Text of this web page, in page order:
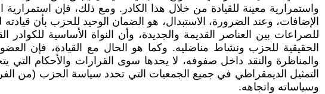
واستمرارية معينة للقيادة من خلال هذا الكادر. ومع ذلك، فإن استمرارية
الإضافات، وعند الضرورة، الاستبدال، هو الضمان الوحيد للحزب بأن
للصراعات بين العناصر القديمة والجديدة، وأن النواة الأساسية
الحقيقية للحزب ونشاط مناضليه. وكما هو الحال مع القيادة، فإن
والمناظرة والنقد داخل صفوفه، لا يحدها سوى القرارات والأحكام
التمثيل الديمقراطي في جميع الجمعيات التي تحدد سياسة الحزب (من
وسياساته واتجاهه.